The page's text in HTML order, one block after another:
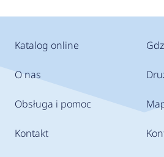
Katalog online
O nas
Obsługa i pomoc
Kontakt